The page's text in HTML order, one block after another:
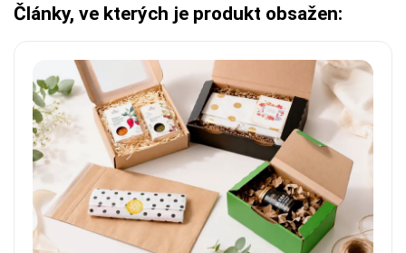
Články, ve kterých je produkt obsažen: